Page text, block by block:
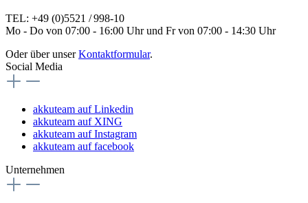
TEL: +49 (0)5521 / 998-10
Mo - Do von 07:00 - 16:00 Uhr und Fr von 07:00 - 14:30 Uhr
Oder über unserKontaktformular.
Social Media
akkuteam auf Linkedin
akkuteam auf XING
akkuteam auf Instagram
akkuteam auf facebook
Unternehmen